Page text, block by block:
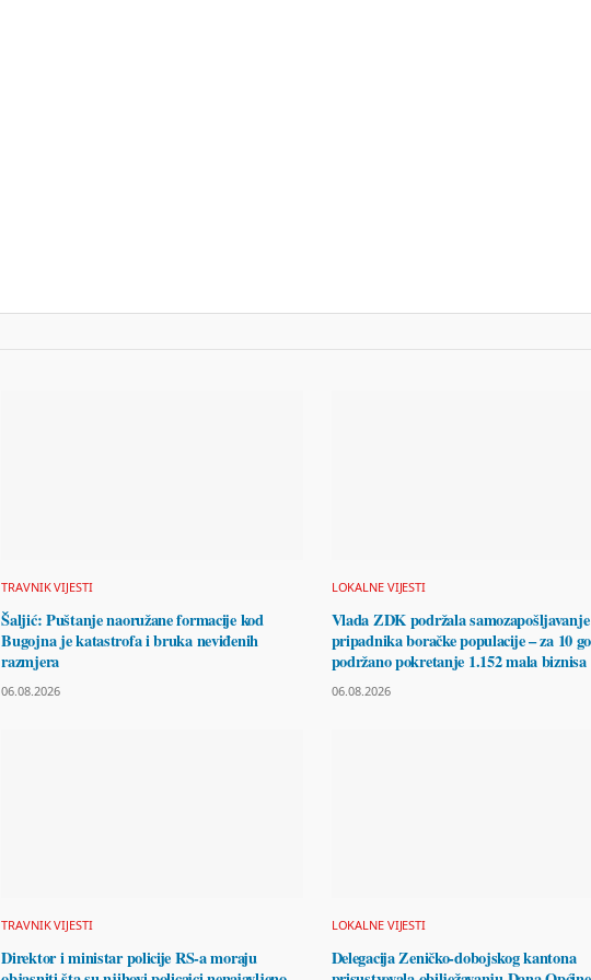
TRAVNIK VIJESTI
Šaljić: Puštanje naoružane formacije kod
Bugojna je katastrofa i bruka neviđenih
razmjera
06.08.2026
LOKALNE VIJESTI
Vlada ZDK podržala
pripadnika boračke populacije – za 10
podržano pokretanje 1.152 mala biznisa
06.08.2026
TRAVNIK VIJESTI
Direktor i ministar policije RS-a moraju
LOKALNE VIJESTI
Delegacija Zeničko-dobojskog kantona